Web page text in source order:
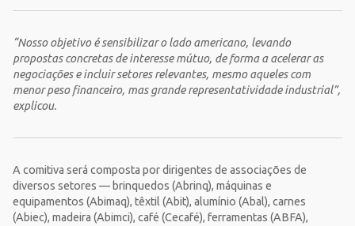
“Nosso objetivo é sensibilizar o lado americano, levando
propostas concretas de interesse mútuo, de forma a acelerar as
negociações e incluir setores relevantes, mesmo aqueles com
menor peso financeiro, mas grande representatividade industrial”,
explicou.
A comitiva será composta por dirigentes de associações de
diversos setores — brinquedos (Abrinq), máquinas e
equipamentos (Abimaq), têxtil (Abit), alumínio (Abal), carnes
(Abiec), madeira (Abimci), café (Cecafé), ferramentas (ABFA),